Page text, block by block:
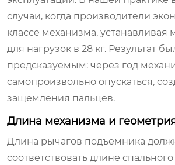
случаи, когда производители
классе механизма, устанавливая
для нагрузок в 28 кг. Результат
предсказуемым: через год
самопроизвольно опускаться,
защемления пальцев.
Длина механизма и
Длина рычагов подъемника
соответствовать длине